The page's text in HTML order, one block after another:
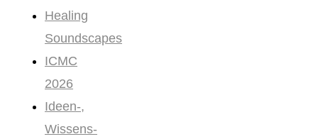
Healing
Soundscapes
ICMC
2026
Ideen-,
Wissens-